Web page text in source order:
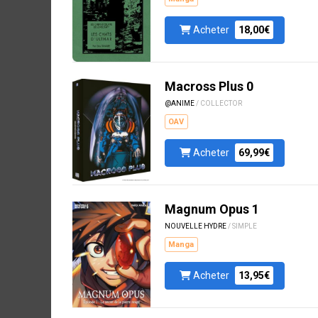
Acheter 18,00€
Macross Plus 0
@ANIME / COLLECTOR
OAV
Acheter 69,99€
Magnum Opus 1
NOUVELLE HYDRE / SIMPLE
Manga
Acheter 13,95€